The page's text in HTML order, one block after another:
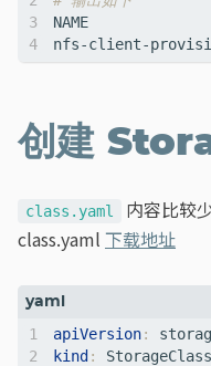
4
nfs-client-
创建
class.yaml
内容比较
class.yaml 下载地址
apiVersion:
kind:
StorageClass